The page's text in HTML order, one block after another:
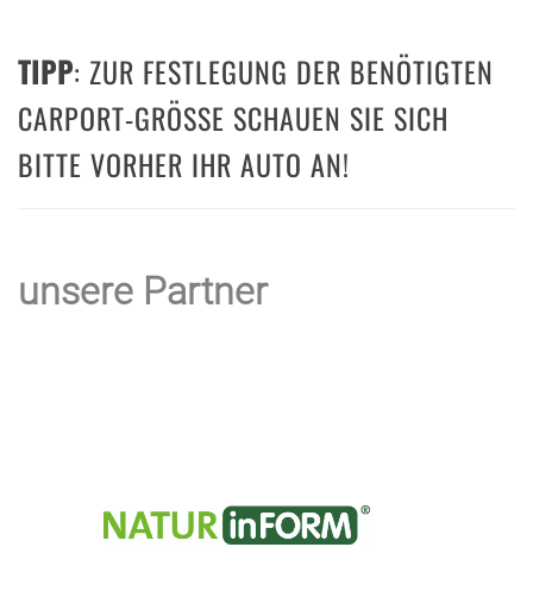
TIPP: ZUR FESTLEGUNG DER BENÖTIGTEN
CARPORT-GRÖSSE SCHAUEN SIE SICH B
ITTE VORHER IHR AUTO AN!
unsere Partner